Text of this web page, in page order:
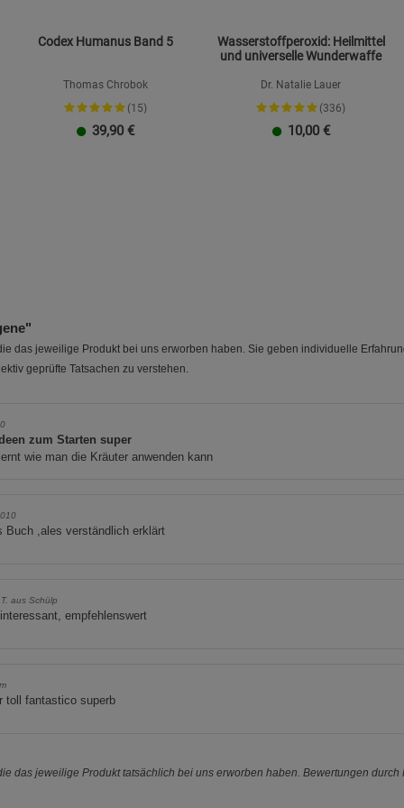
Codex Humanus Band 5
Thomas Chrobok
(15)
39,90 €
Wasserstoffperoxid: Heilmittel
und universelle Wunderwaffe
Dr. Natalie Lauer
(336)
10,00 €
das jeweilige Produkt bei uns erworben haben. Sie geben individuelle
geprüfte Tatsachen zu verstehen.
zum Starten super
wie man die Kräuter anwenden kann
Buch ,ales verständlich erklärt
aus Schülp
empfehlenswert
toll fantastico superb
das jeweilige Produkt tatsächlich bei uns erworben haben. Bewertungen